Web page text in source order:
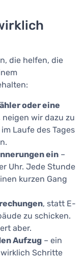
die helfen, die
oder eine
neigen wir dazu zu
Laufe des Tages
ein –
Uhr. Jede Stunde
kurzen Gang
, statt E-
zu schicken.
aber.
Aufzug – ein
Schritte